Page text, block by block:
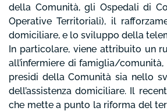
della Comunità, gli Ospedali di
Operative Territoriali), il
domiciliare, e lo sviluppo della
In particolare, viene attribuito un
all’infermiere di famiglia/
presidi della Comunità sia nello
dell’assistenza domiciliare. Il
che mette a punto la riforma del